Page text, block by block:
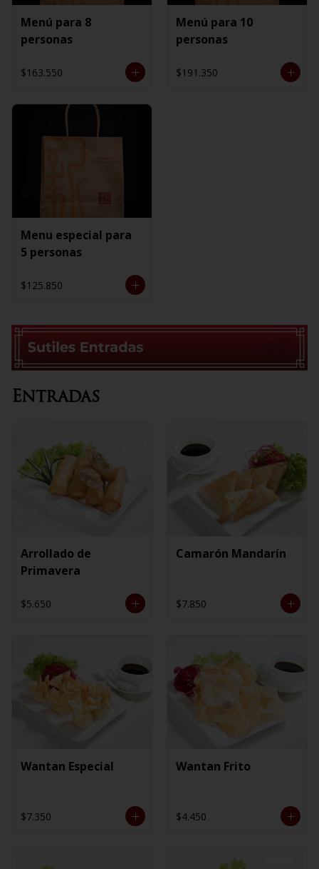
Menú para 8
personas
$163.550
Menú para 10
personas
$191.350
Menu especial para
5 personas
$125.850
Entradas
Arrollado de
Primavera
$5.650
Camarón Mandarín
$7.850
Wantan Especial
$7.350
Wantan Frito
$4.450